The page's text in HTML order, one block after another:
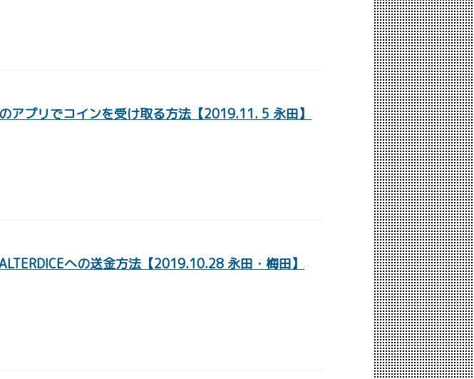
アプリでコインを受け取る方法【2019.11. 5 永田】
への送金方法【2019.10.28 永田・梅田】